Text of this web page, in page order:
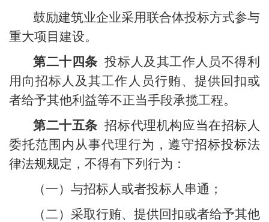
鼓励建筑业企业采用联合体投标方式参与
重大项目建设。
第二十四条 投标人及其工作人员不得利
用向招标人及其工作人员行贿、提供回扣或
者给予其他利益等不正当手段承揽工程。
第二十五条 招标代理机构应当在招标人
委托范围内从事代理行为，遵守招标投标法
律法规规定，不得有下列行为：
（一）与招标人或者投标人串通；
（二）采取行贿、提供回扣或者给予其他